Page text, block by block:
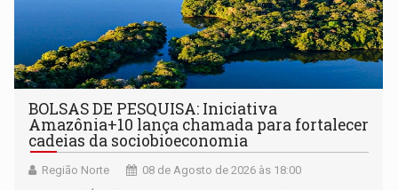
BOLSAS DE PESQUISA: Iniciativa
Amazônia+10 lança chamada para fortalecer
cadeias da sociobioeconomia
Região Norte 08 de Agosto de 2026 às 18:00